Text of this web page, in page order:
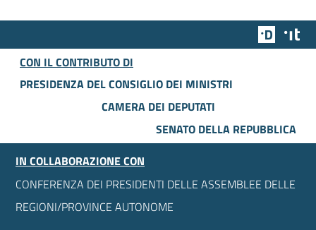
Team
CON IL CONTRIBUTO DI
PRESIDENZA DEL CONSIGLIO DEI MINISTRI
CAMERA DEI DEPUTATI
SENATO DELLA REPUBBLICA
IN COLLABORAZIONE CON
CONFERENZA DEI PRESIDENTI DELLE ASSEMBLEE DELLE
REGIONI/PROVINCE AUTONOME